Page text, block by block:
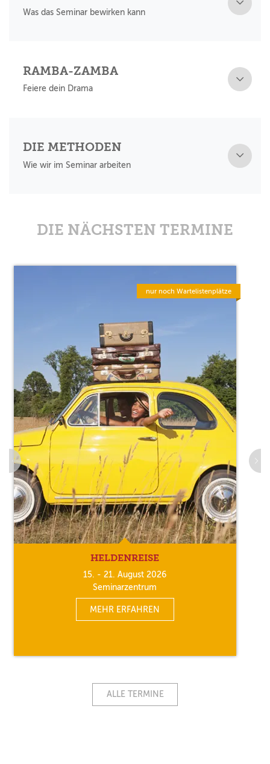
Was das Seminar bewirken kann
RAMBA-ZAMBA
Feiere dein Drama
DIE METHODEN
Wie wir im Seminar arbeiten
DIE NÄCHSTEN TERMINE
nur noch Wartelistenplätze
HELDENREISE
15. - 21. August 2026
Seminarzentrum
MEHR ERFAHREN
ALLE TERMINE